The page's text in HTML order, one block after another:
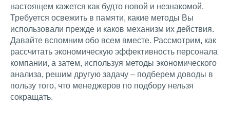
настоящем кажется как будто новой и незнакомой.
Требуется освежить в памяти, какие методы Вы
использовали прежде и каков механизм их действия.
Давайте вспомним обо всем вместе. Рассмотрим, как
рассчитать экономическую эффективность персонала
компании, а затем, используя методы экономического
анализа, решим другую задачу – подберем доводы в
пользу того, что менеджеров по подбору нельзя
сокращать.